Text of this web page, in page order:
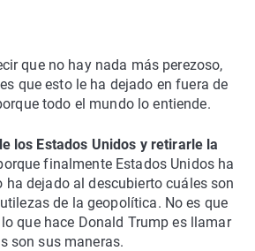
que no hay nada más perezoso,
que esto le ha dejado en fuera de
todo el mundo lo entiende.
los Estados Unidos y retirarle la
finalmente Estados Unidos ha
dejado al descubierto cuáles son
de la geopolítica. No es que
que hace Donald Trump es llamar
son sus maneras.